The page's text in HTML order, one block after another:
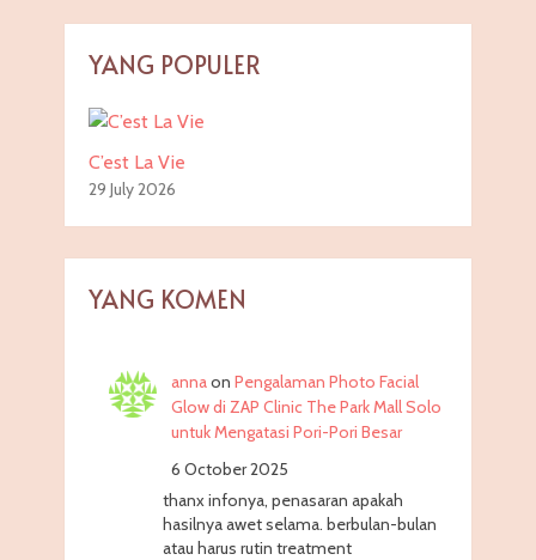
YANG POPULER
C’est La Vie
29 July 2026
YANG KOMEN
annaon Pengalaman Photo Facial
Glow di ZAP Clinic The Park Mall Solo
untuk Mengatasi Pori-Pori Besar
6 October 2025
thanx infonya, penasaran apakah
hasilnya awet selama. berbulan-bulan
atau harus rutin treatment